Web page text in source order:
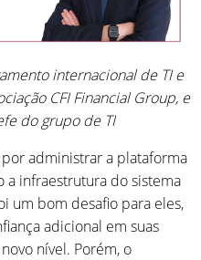
internacional de TI e
CFI Financial Group, e
do grupo de TI
administrar a plataforma
a infraestrutura do sistema
um bom desafio para eles,
adicional em suas
nível. Porém, o